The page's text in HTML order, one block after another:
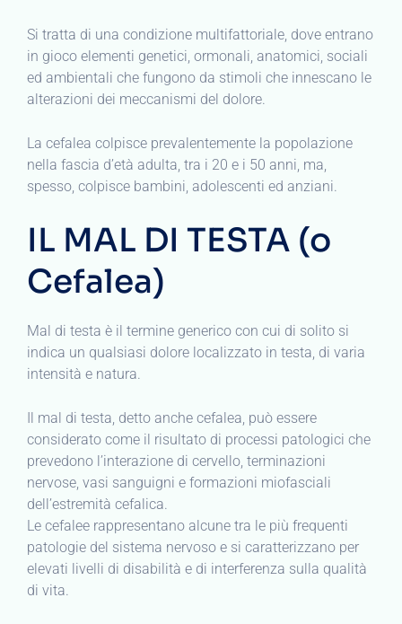
Si tratta di una condizione multifattoriale, dove entrano
in gioco elementi genetici, ormonali, anatomici, sociali
ed ambientali che fungono da stimoli che innescano le
alterazioni dei meccanismi del dolore.
La cefalea colpisce prevalentemente la popolazione
nella fascia d’età adulta, tra i 20 e i 50 anni, ma,
spesso, colpisce bambini, adolescenti ed anziani.
IL MAL DI TESTA (o
Cefalea)
Mal di testa è il termine generico con cui di solito si
indica un qualsiasi dolore localizzato in testa, di varia
intensità e natura.
Il mal di testa, detto anche cefalea, può essere
considerato come il risultato di processi patologici che
prevedono l’interazione di cervello, terminazioni
nervose, vasi sanguigni e formazioni miofasciali
dell’estremità cefalica.
Le cefalee rappresentano alcune tra le più frequenti
patologie del sistema nervoso e si caratterizzano per
elevati livelli di disabilità e di interferenza sulla qualità
di vita.